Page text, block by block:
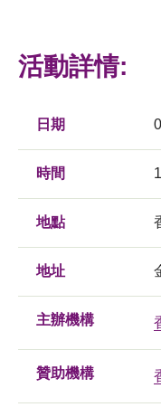
活動詳情:
日期
時間
地點
地址
主辦機構
贊助機構